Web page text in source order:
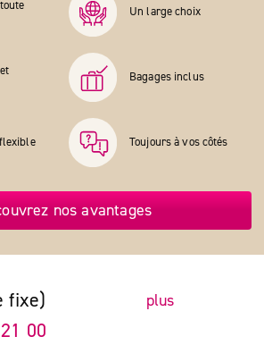
Un large choix
Bagages inclus
Toujours à vos côtés
nos avantages
fixe) plus
00